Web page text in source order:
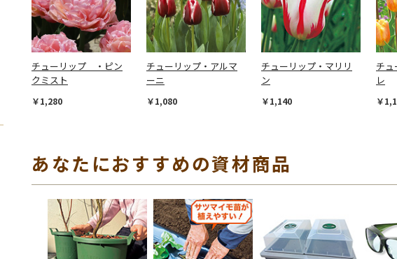
チューリップ ・ピン
クミスト
￥1,280
チューリップ・アルマ
ーニ
￥1,080
チューリップ・マリリ
ン
￥1,140
チ
レ
￥
あなたにおすすめの資材商品